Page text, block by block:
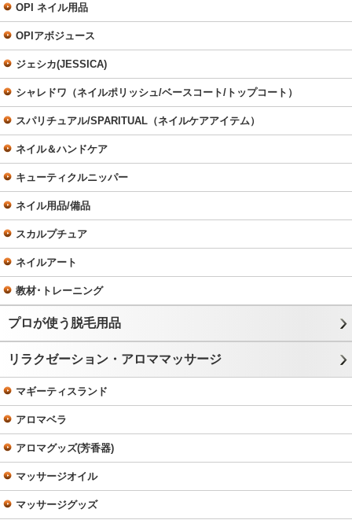
OPI ネイル用品
OPIアボジュース
ジェシカ(JESSICA)
シャレドワ（ネイルポリッシュ/ベースコート/トップコート）
スパリチュアル/SPARITUAL（ネイルケアアイテム）
ネイル＆ハンドケア
キューティクルニッパー
ネイル用品/備品
スカルプチュア
ネイルアート
教材･トレーニング
プロが使う脱毛用品
リラクゼーション・アロママッサージ
マギーティスランド
アロマベラ
アロマグッズ(芳香器)
マッサージオイル
マッサージグッズ